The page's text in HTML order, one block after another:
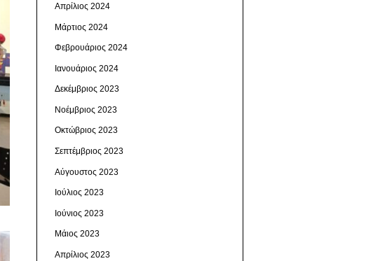
Απρίλιος 2024
Μάρτιος 2024
Φεβρουάριος 2024
Ιανουάριος 2024
Δεκέμβριος 2023
Νοέμβριος 2023
Οκτώβριος 2023
Σεπτέμβριος 2023
Αύγουστος 2023
Ιούλιος 2023
Ιούνιος 2023
Μάιος 2023
Απρίλιος 2023